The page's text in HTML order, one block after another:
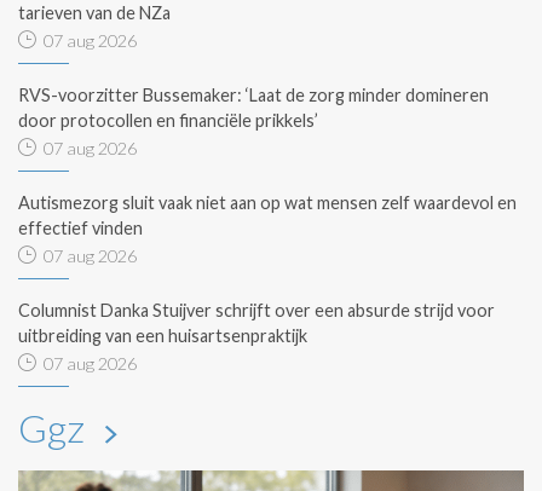
tarieven van de NZa
07 aug 2026
RVS-voorzitter Bussemaker: ‘Laat de zorg minder domineren
door protocollen en financiële prikkels’
07 aug 2026
Autismezorg sluit vaak niet aan op wat mensen zelf waardevol en
effectief vinden
07 aug 2026
Columnist Danka Stuijver schrijft over een absurde strijd voor
uitbreiding van een huisartsenpraktijk
07 aug 2026
Ggz